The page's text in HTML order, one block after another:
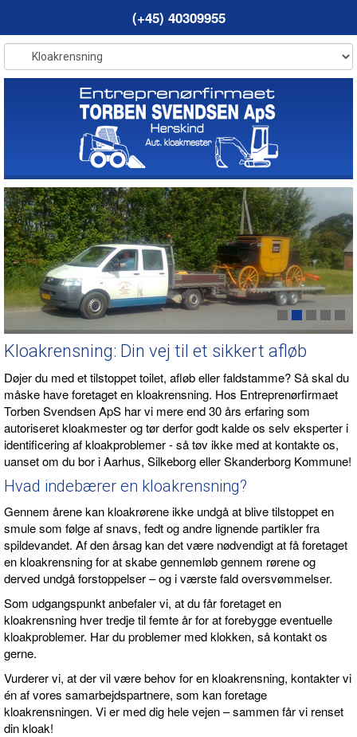
(+45) 40309955
Kloakrensning: Din vej til et sikkert afløb
Døjer du med et tilstoppet toilet, afløb eller faldstamme? Så skal du
måske have foretaget en kloakrensning. Hos Entreprenørfirmaet
Torben Svendsen ApS har vi mere end 30 års erfaring som
autoriseret kloakmester og tør derfor godt kalde os selv eksperter i
identificering af kloakproblemer - så tøv ikke med at kontakte os,
uanset om du bor i Aarhus, Silkeborg eller Skanderborg Kommune!
Hvad indebærer en kloakrensning?
Gennem årene kan kloakrørene ikke undgå at blive tilstoppet en
smule som følge af snavs, fedt og andre lignende partikler fra
spildevandet. Af den årsag kan det være nødvendigt at få foretaget
en kloakrensning for at skabe gennemløb gennem rørene og
derved undgå forstoppelser – og i værste fald oversvømmelser.
Som udgangspunkt anbefaler vi, at du får foretaget en
kloakrensning hver tredje til femte år for at forebygge eventuelle
kloakproblemer. Har du problemer med klokken, så kontakt os
gerne.
Vurderer vi, at der vil være behov for en kloakrensning, kontakter vi
én af vores samarbejdspartnere, som kan foretage
kloakrensningen. Vi er med dig hele vejen – sammen får vi renset
din kloak!